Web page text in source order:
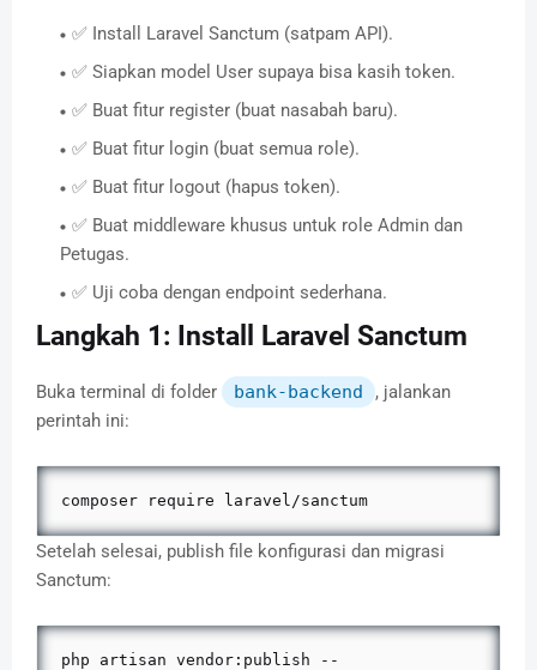
✅ Install Laravel Sanctum (satpam API).
✅ Siapkan model User supaya bisa kasih token.
✅ Buat fitur register (buat nasabah baru).
✅ Buat fitur login (buat semua role).
✅ Buat fitur logout (hapus token).
✅ Buat middleware khusus untuk role Admin dan
Petugas.
✅ Uji coba dengan endpoint sederhana.
Langkah 1: Install Laravel Sanctum
Buka terminal di folder bank-backend
, jalankan
perintah ini:
composer require laravel/sanctum
Setelah selesai, publish file konfigurasi dan migrasi
Sanctum:
php artisan vendor:publish --